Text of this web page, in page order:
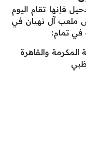
فإنها تقام اليوم
الموافق 20 أكتوبر 2025 على ملعب آل نهيان في
في تمام: